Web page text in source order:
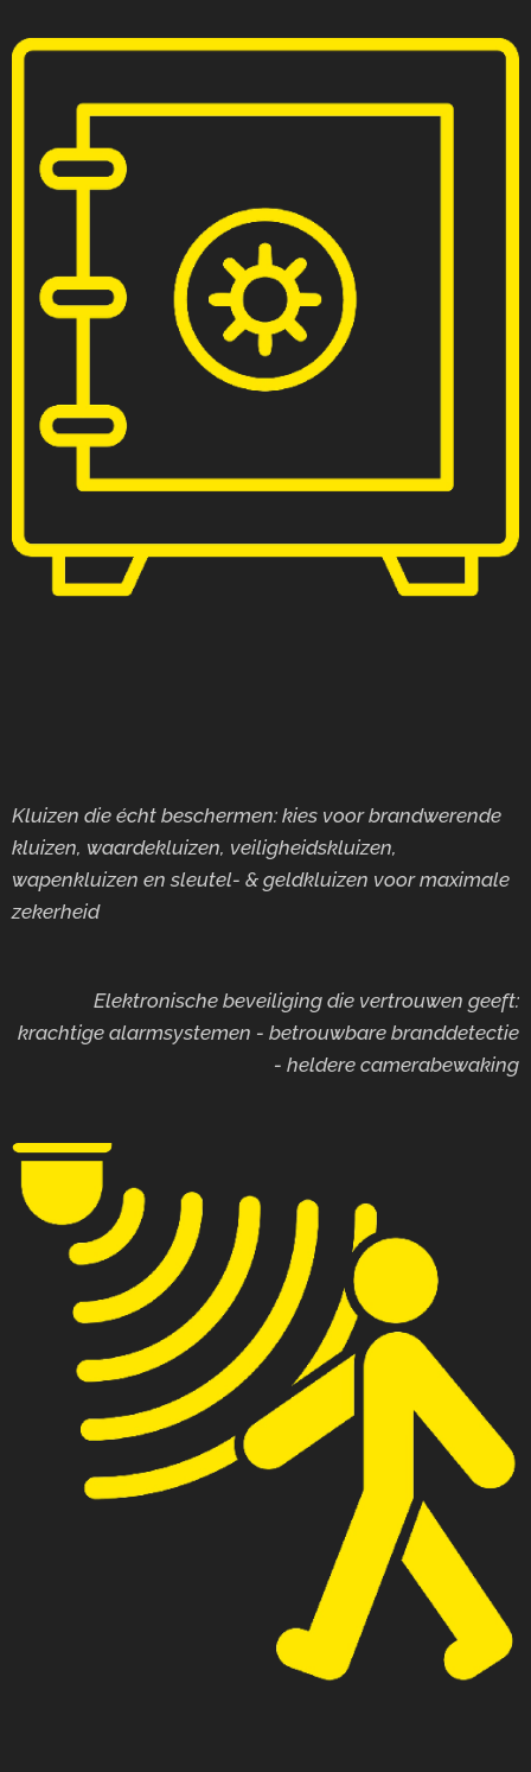
Kluizen die écht beschermen: kies voor brandwerende
kluizen, waardekluizen, veiligheidskluizen,
wapenkluizen en sleutel- & geldkluizen voor maximale
zekerheid
Elektronische beveiliging die vertrouwen geeft:
krachtige alarmsystemen - betrouwbare branddetectie
- heldere camerabewaking